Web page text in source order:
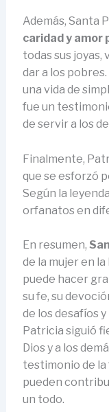
Además, Santa
caridad y amor
todas sus joyas,
dar a los
una vida de
fue un
de servir a los
Finalmente,
que se esforzó
Según la
orfanatos en
En resumen,
de la mujer en
puede hacer
su fe, su
de los desafíos
Patricia siguió
Dios y a los
testimonio de la
pueden
un todo.